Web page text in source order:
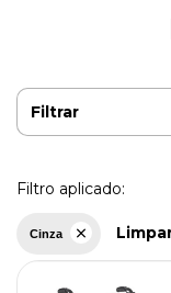
Filtrar
Filtro aplicado:
Cinza